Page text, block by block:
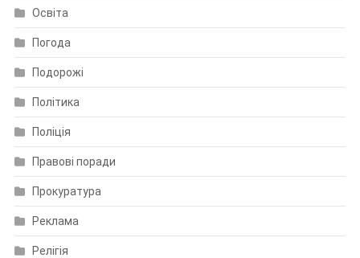
Освіта
Погода
Подорожі
Політика
Поліція
Правові поради
Прокуратура
Реклама
Релігія